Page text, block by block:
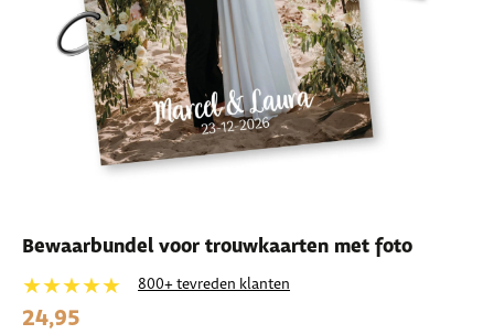
Bewaarbundel voor trouwkaarten met foto
★★★★★ 800+ tevreden klanten
24,95